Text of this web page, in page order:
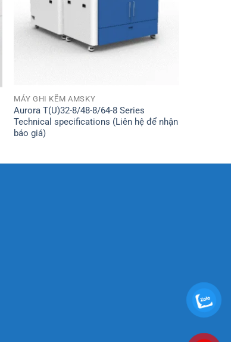
MÁY GHI KẼM AMSKY
Aurora T(U)32-8/48-8/64-8 Series
Technical specifications (Liên hệ để nhận
báo giá)